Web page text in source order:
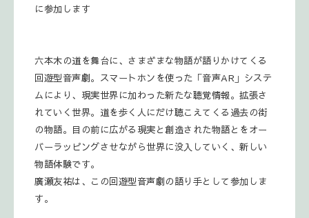
に参加します
六本木の道を舞台に、さまざまな物語が語りかけてくる
回遊型音声劇。スマートホンを使った「音声AR」システ
ムにより、現実世界に加わった新たな聴覚情報。拡張さ
れていく世界。道を歩く人にだけ聴こえてくる過去の街
の物語。目の前に広がる現実と創造された物語とをオー
バーラッピングさせながら世界に没入していく、新しい
物語体験です。
廣瀬友祐は、この回遊型音声劇の語り手として参加しま
す。